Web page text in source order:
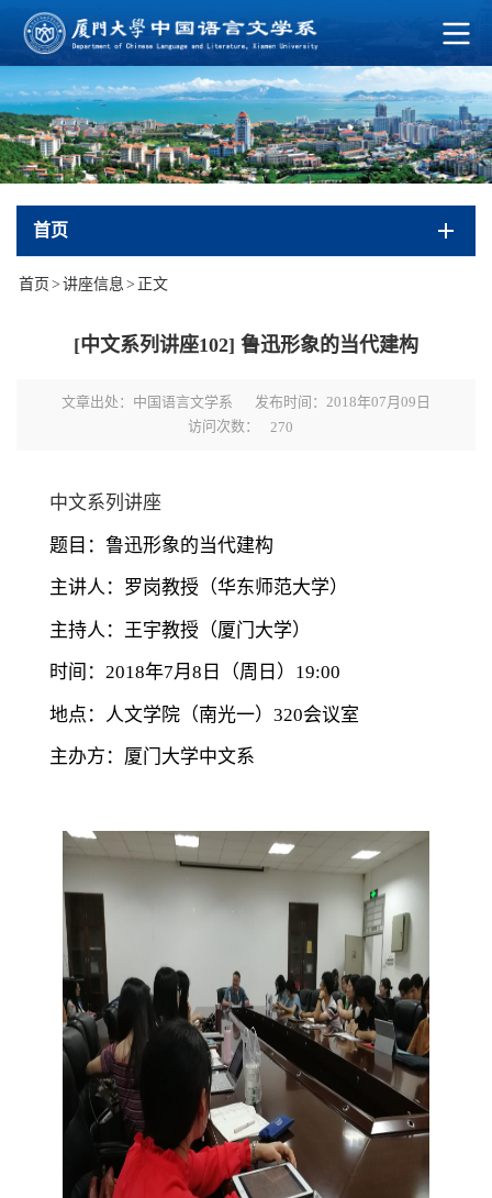
首页
首页 > 讲座信息 > 正文
[中文系列讲座102] 鲁迅形象的当代建构
文章出处：中国语言文学系
发布时间：2018年07月09日
访问次数：
270
中文系列讲座
题目：鲁迅形象的当代建构
主讲人：罗岗教授（华东师范大学）
主持人：王宇教授（厦门大学）
时间：2018年7月8日（周日）19:00
地点：人文学院（南光一）320会议室
主办方：厦门大学中文系